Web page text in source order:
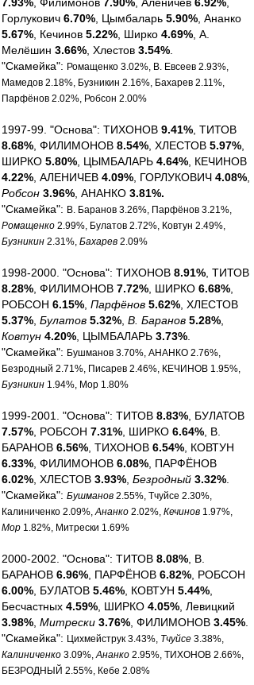
Горлукович 6.70% , Цымбаларь 5.90% , Ананко
5.67% , Кечинов 5.22% , Ширко 4.69% , А.
Мелёшин 3.66% , Хлестов 3.54%
"Скамейка": Ромащенко 3.02%, В. Евсеев 2.93%,
Мамедов 2.18%, Бузникин 2.16%, Бахарев 2.11%,
Парфёнов 2.02%, Робсон 2.00%
1997-99. "Основа": ТИХОНОВ 9.41% , ТИТОВ
8.68% , ФИЛИМОНОВ 8.54% , ХЛЕСТОВ 5.97%
ШИРКО 5.80% , ЦЫМБАЛАРЬ 4.64% , КЕЧИНОВ
4.22% , АЛЕНИЧЕВ 4.09% , ГОРЛУКОВИЧ 4.08%
Робсон 3.96% , АНАНКО 3.81%.
"Скамейка": В. Баранов 3.26%, Парфёнов 3.21%,
Ромащенко 2.99%, Булатов 2.72%, Ковтун 2.49%,
Бузникин 2.31%, Бахарев 2.09%
1998-2000. "Основа": ТИХОНОВ 8.91% , ТИТОВ
8.28% , ФИЛИМОНОВ 7.72% , ШИРКО 6.68%
РОБСОН 6.15% Парфёнов 5.62% , ХЛЕСТОВ
5.37% Булатов 5.32% В. Баранов 5.28%
Ковтун 4.20% , ЦЫМБАЛАРЬ 3.73%
"Скамейка": Бушманов 3.70%, АНАНКО 2.76%,
Безродный 2.71%, Писарев 2.46%, КЕЧИНОВ 1.95%,
Бузникин 1.94%, Мор 1.80%
1999-2001. "Основа": ТИТОВ 8.83% , БУЛАТОВ
7.57% , РОБСОН 7.31% , ШИРКО 6.64% , В.
БАРАНОВ 6.56% , ТИХОНОВ 6.54% , КОВТУН
6.33% , ФИЛИМОНОВ 6.08% , ПАРФЁНОВ
6.02% , ХЛЕСТОВ 3.93% Безродный 3.32%
"Скамейка": Бушманов 2.55%, Тчуйсе 2.30%,
Калиниченко 2.09%,Ананко 2.02%, Кечинов 1.97%,
Мор 1.82%, Митрески 1.69%
2000-2002. "Основа": ТИТОВ 8.08% , В.
БАРАНОВ 6.96% , ПАРФЁНОВ 6.82% , РОБСОН
6.00% , БУЛАТОВ 5.46% , КОВТУН 5.44%
Бесчастных 4.59% , ШИРКО 4.05% , Левицкий
3.98% Митрески 3.76% , ФИЛИМОНОВ 3.45%
"Скамейка": Цихмейструк 3.43%, Тчуйсе 3.38%,
Калиниченко 3.09%,Ананко 2.95%, ТИХОНОВ 2.66%,
БЕЗРОДНЫЙ 2.55%, Кебе 2.08%